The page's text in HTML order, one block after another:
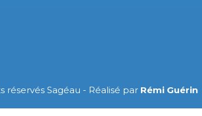
réservés Sagéau - Réalisé par Rémi Guérin